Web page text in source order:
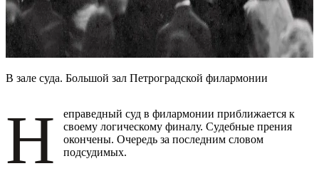
В зале суда. Большой зал Петроградской филармонии
Н
еправедный суд в филармонии приближается к
своему логическому финалу. Судебные прения
окончены. Очередь за последним словом
подсудимых.